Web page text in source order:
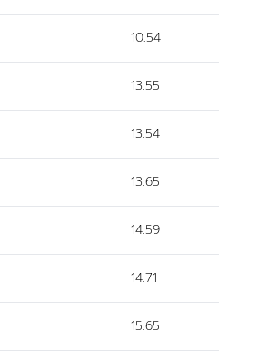
10.54
13.55
13.54
13.65
14.59
14.71
15.65